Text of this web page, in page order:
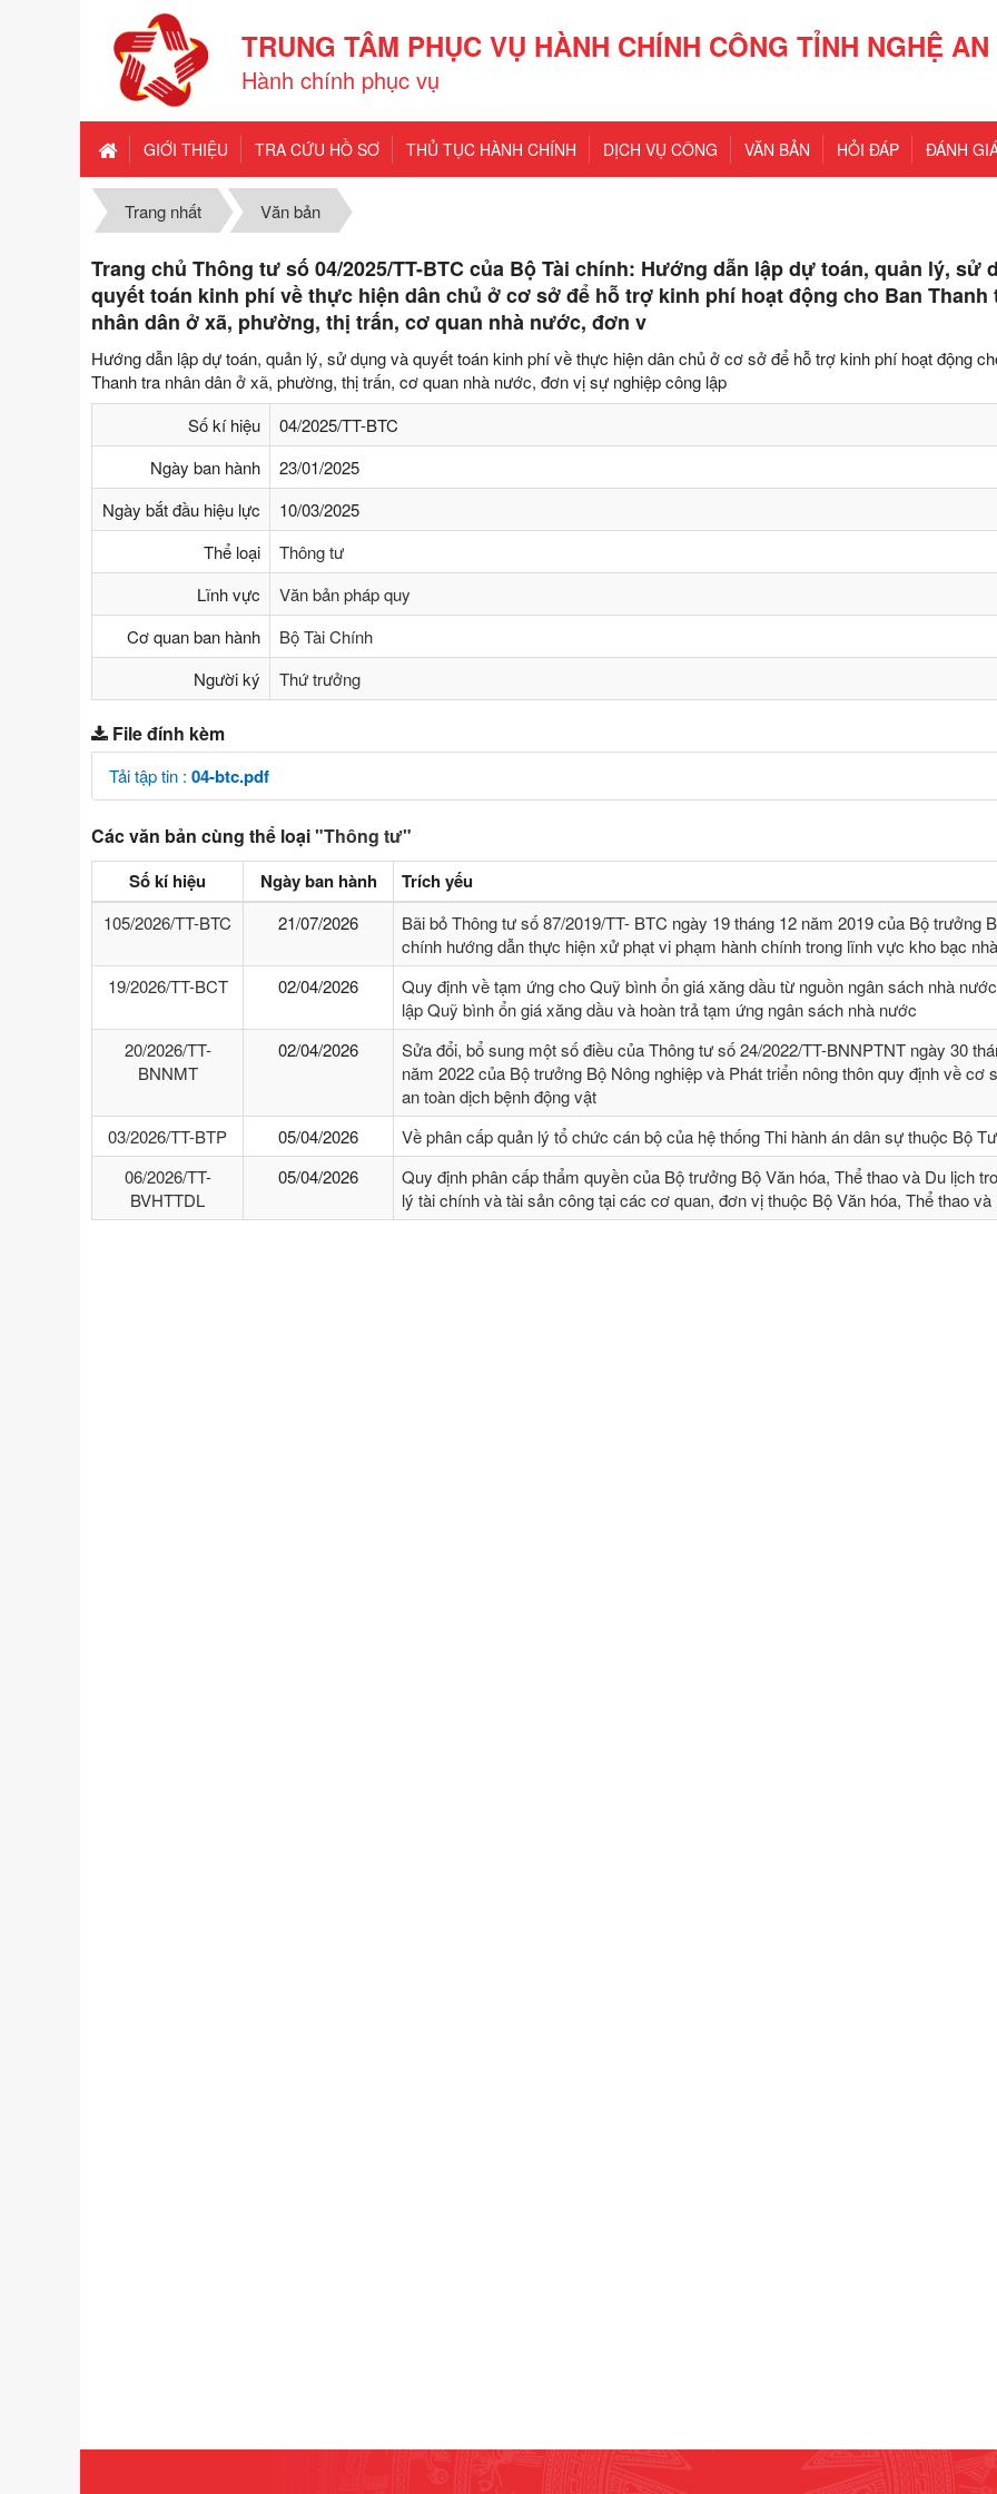
TRUNG TÂM PHỤC VỤ HÀNH CHÍNH CÔNG TỈNH NGHỆ AN
Hành chính phục vụ
GIỚI THIỆU TRA CỨU HỒ SƠ THỦ TỤC HÀNH CHÍNH DỊCH VỤ CÔNG VĂN BẢN HỎI ĐÁP ĐÁNH
Trang nhất Văn bản
Trang chủ Thông tư số 04/2025/TT-BTC của Bộ Tài chính: Hướng dẫn lập dự toán, quản lý, sử
quyết toán kinh phí về thực hiện dân chủ ở cơ sở để hỗ trợ kinh phí hoạt động cho Ban Thanh
nhân dân ở xã, phường, thị trấn, cơ quan nhà nước, đơn v
Hướng dẫn lập dự toán, quản lý, sử dụng và quyết toán kinh phí về thực hiện dân chủ ở cơ sở để hỗ trợ kinh phí hoạt động
Thanh tra nhân dân ở xã, phường, thị trấn, cơ quan nhà nước, đơn vị sự nghiệp công lập
Số kí hiệu
04/2025/TT-BTC
Ngày ban hành
23/01/2025
Ngày bắt đầu hiệu lực
10/03/2025
Thể loại
Thông tư
Lĩnh vực
Văn bản pháp quy
Cơ quan ban hành
Bộ Tài Chính
Người ký
Thứ trưởng
File đính kèm
Tải tập tin : 04-btc.pdf
Các văn bản cùng thể loại"Thông tư"
Số kí hiệu Ngày ban hành Trích yếu
105/2026/TT-BTC 21/07/2026
Bãi bỏ Thông tư số 87/2019/TT- BТC ngày 19 tháng 12 năm 2019 của Bộ trưởng
chính hướng dẫn thực hiện xử phạt vi phạm hành chính trong lĩnh vực kho bạc
19/2026/TT-BCT
02/04/2026
Quy định về tạm ứng cho Quỹ bình ổn giá xăng dầu từ nguồn ngân sách nhà
lập Quỹ bình ổn giá xăng dầu và hoàn trả tạm ứng ngân sách nhà nước
20/2026/TT-
BNNMT
02/04/2026
Sửa đổi, bổ sung một số điều của Thông tư số 24/2022/TT-BNNPTNT ngày 30
năm 2022 của Bộ trưởng Bộ Nông nghiệp và Phát triển nông thôn quy định về cơ
an toàn dịch bệnh động vật
03/2026/TT-BTP
05/04/2026
Về phân cấp quản lý tổ chức cán bộ của hệ thống Thi hành án dân sự thuộc Bộ
06/2026/TT-
BVHTTDL
05/04/2026
Quy định phân cấp thẩm quyền của Bộ trưởng Bộ Văn hóa, Thể thao và Du lịch
lý tài chính và tài sản công tại các cơ quan, đơn vị thuộc Bộ Văn hóa, Thể thao và